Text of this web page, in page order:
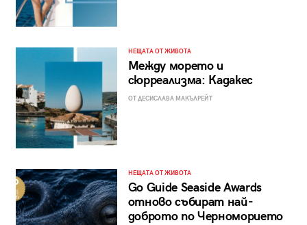
НЕЩАТА ОТ ЖИВОТА
Между морето и
сюрреализма: Кадакес
ОТ ДЕСИСЛАВА МАКЪЛРЕЙТ
НЕЩАТА ОТ ЖИВОТА
Go Guide Seaside Awards
отново събират най-
доброто по Черноморието